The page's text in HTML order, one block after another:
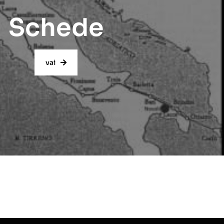
Schede
vai